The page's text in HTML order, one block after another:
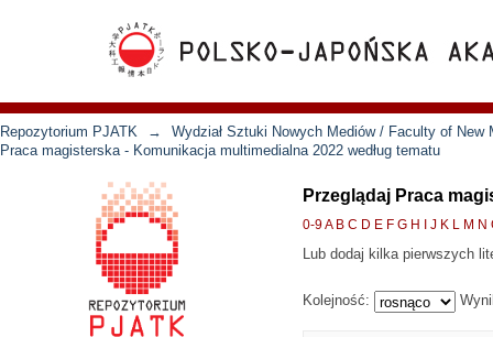
Repozytorium PJATK →
Wydział Sztuki Nowych Mediów / Faculty of New
Praca magisterska - Komunikacja multimedialna 2022 według tematu
Przeglądaj Praca
0-9A B C D E F G H J K L M N
Lub dodaj kilka pierwszych
Kolejność: